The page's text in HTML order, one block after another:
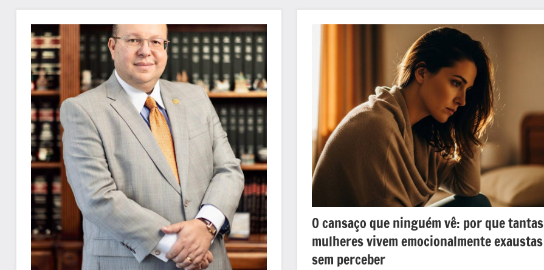
O cansaço que ninguém vê: por que tantas
mulheres vivem emocionalmente exaustas
sem perceber